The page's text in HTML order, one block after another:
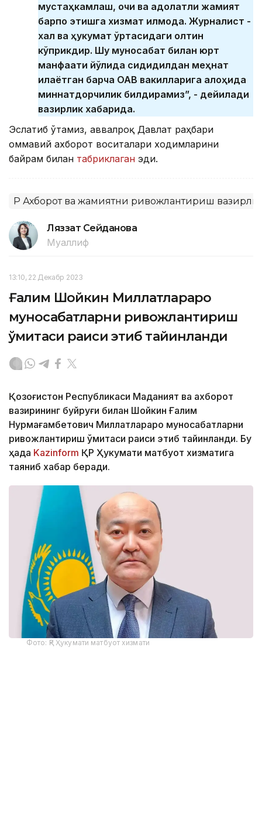
мустаҳкамлаш, очиқ ва адолатли жамият
барпо этишга хизмат қилмоқда. Журналист -
халқ ва ҳукумат ўртасидаги олтин
кўприкдир. Шу муносабат билан юрт
манфаати йўлида сидқидилдан меҳнат
қилаётган барча ОАВ вакилларига алоҳида
миннатдорчилик билдирамиз”, - дейилади
вазирлик хабарида.
Эслатиб ўтамиз, аввалроқ Давлат раҳбари
оммавий ахборот воситалари ходимларини
байрам билан табриклаган эди.
ҚР Ахборот ва жамиятни ривожлантириш
Ляззат Сейданова
Муаллиф
13:10, 22 Декабр 2023
Ғалим Шойкин Миллатлараро
муносабатларни ривожлантириш
қўмитаси раиси этиб тайинланди
Қозоғистон Республикаси Маданият ва ахборот
вазирининг буйруғи билан Шойкин Ғалим
Нурмағамбетович Миллатлараро муносабатларни
ривожлантириш қўмитаси раиси этиб тайинланди. Бу
ҳақда Kazinform ҚР Ҳукумати матбуот хизматига
таяниб хабар беради.
Фото: ҚР Ҳукумати матбуот хизмати